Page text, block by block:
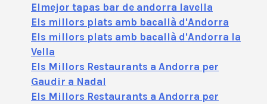
Elmejor tapas bar de andorra lavella
Els millors plats amb bacallà d'Andorra
Els millors plats amb bacallà d'Andorra la
Vella
Els Millors Restaurants a Andorra per
Gaudir a Nadal
Els Millors Restaurants a Andorra per